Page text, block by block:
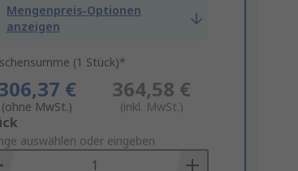
Mengenpreis-Optionen
anzeigen
(1 Stück)*
€
(ohne MwSt.)
364,58 €
(inkl. MwSt.)
auswählen oder eingeben